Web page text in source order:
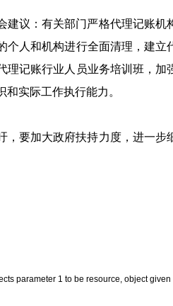
建议：有关部门严格代理记账
个人和机构进行全面清理，建
理记账行业人员业务培训班，
实际工作执行能力。
，要加大政府扶持力度，进一
parameter 1 to be resource, object